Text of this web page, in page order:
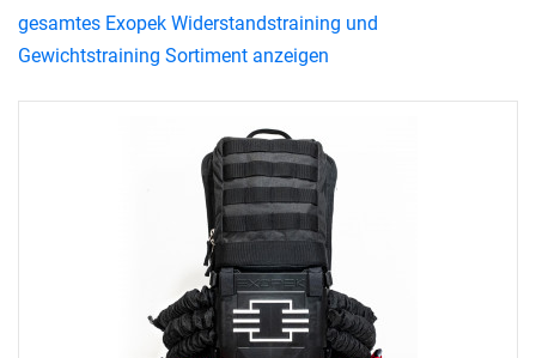
gesamtes Exopek Widerstandstraining und
Gewichtstraining Sortiment anzeigen